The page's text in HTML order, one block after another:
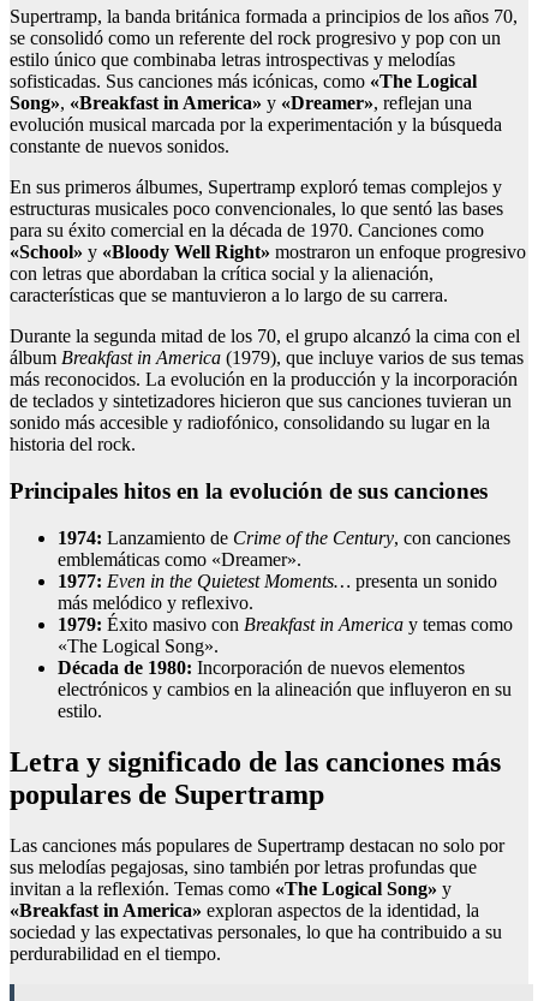
Supertramp, la banda británica formada a principios de los años 70,
se consolidó como un referente del rock progresivo y pop con un
estilo único que combinaba letras introspectivas y melodías
sofisticadas. Sus canciones más icónicas, como «The Logical
Song», «Breakfast in America» y «Dreamer», reflejan una
evolución musical marcada por la experimentación y la búsqueda
constante de nuevos sonidos.
En sus primeros álbumes, Supertramp exploró temas complejos y
estructuras musicales poco convencionales, lo que sentó las bases
para su éxito comercial en la década de 1970. Canciones como
«School» y «Bloody Well Right» mostraron un enfoque progresivo
con letras que abordaban la crítica social y la alienación,
características que se mantuvieron a lo largo de su carrera.
Durante la segunda mitad de los 70, el grupo alcanzó la cima con el
álbum Breakfast in America (1979), que incluye varios de sus temas
más reconocidos. La evolución en la producción y la incorporación
de teclados y sintetizadores hicieron que sus canciones tuvieran un
sonido más accesible y radiofónico, consolidando su lugar en la
historia del rock.
Principales hitos en la evolución de sus canciones
1974: Lanzamiento de Crime of the Century, con canciones
emblemáticas como «Dreamer».
1977: Even in the Quietest Moments… presenta un sonido
más melódico y reflexivo.
1979: Éxito masivo con Breakfast in America y temas como
«The Logical Song».
Década de 1980: Incorporación de nuevos elementos
electrónicos y cambios en la alineación que influyeron en su
estilo.
Letra y significado de las canciones más
populares de Supertramp
Las canciones más populares de Supertramp destacan no solo por
sus melodías pegajosas, sino también por letras profundas que
invitan a la reflexión. Temas como «The Logical Song» y
«Breakfast in America» exploran aspectos de la identidad, la
sociedad y las expectativas personales, lo que ha contribuido a su
perdurabilidad en el tiempo.